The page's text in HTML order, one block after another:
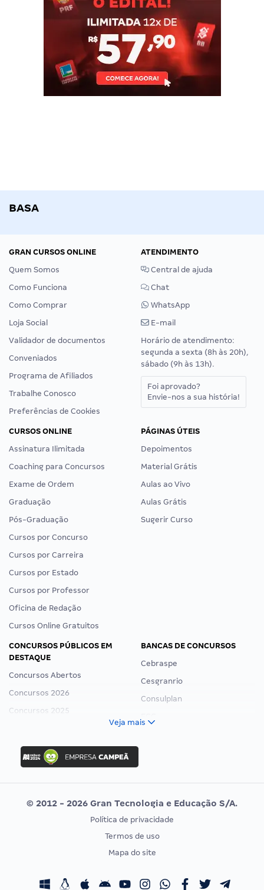
BASA
GRAN CURSOS ONLINE
Quem Somos
Como Funciona
Como Comprar
Loja Social
Validador de documentos
Conveniados
Programa de Afiliados
Trabalhe Conosco
Preferências de Cookies
ATENDIMENTO
Central de ajuda
Chat
WhatsApp
E-mail
Horário de atendimento:
segunda a sexta (8h às 20h),
sábado (9h às 13h).
Foi aprovado?
Envie-nos a sua história!
CURSOS ONLINE
Assinatura Ilimitada
Coaching para Concursos
Exame de Ordem
Graduação
Pós-Graduação
Cursos por Concurso
Cursos por Carreira
Cursos por Estado
Cursos por Professor
Oficina de Redação
Cursos Online Gratuitos
PÁGINAS ÚTEIS
Depoimentos
Material Grátis
Aulas ao Vivo
Aulas Grátis
Sugerir Curso
CONCURSOS PÚBLICOS EM
DESTAQUE
Concursos Abertos
Concursos 2026
Concursos 2025
Concurso Ibama
Concurso MPU
Editais publicados
BANCAS DE CONCURSOS
Cebraspe
Cesgranrio
Consulplan
Vunesp
CONCURSOS POR PROFISSÃO
Concursos Fiscais
EXAME DE ORDEM
Calendário OAB
Veja mais
© 2012 - 2026 Gran Tecnologia e Educação S/A.
Política de privacidade
Termos de uso
Mapa do site